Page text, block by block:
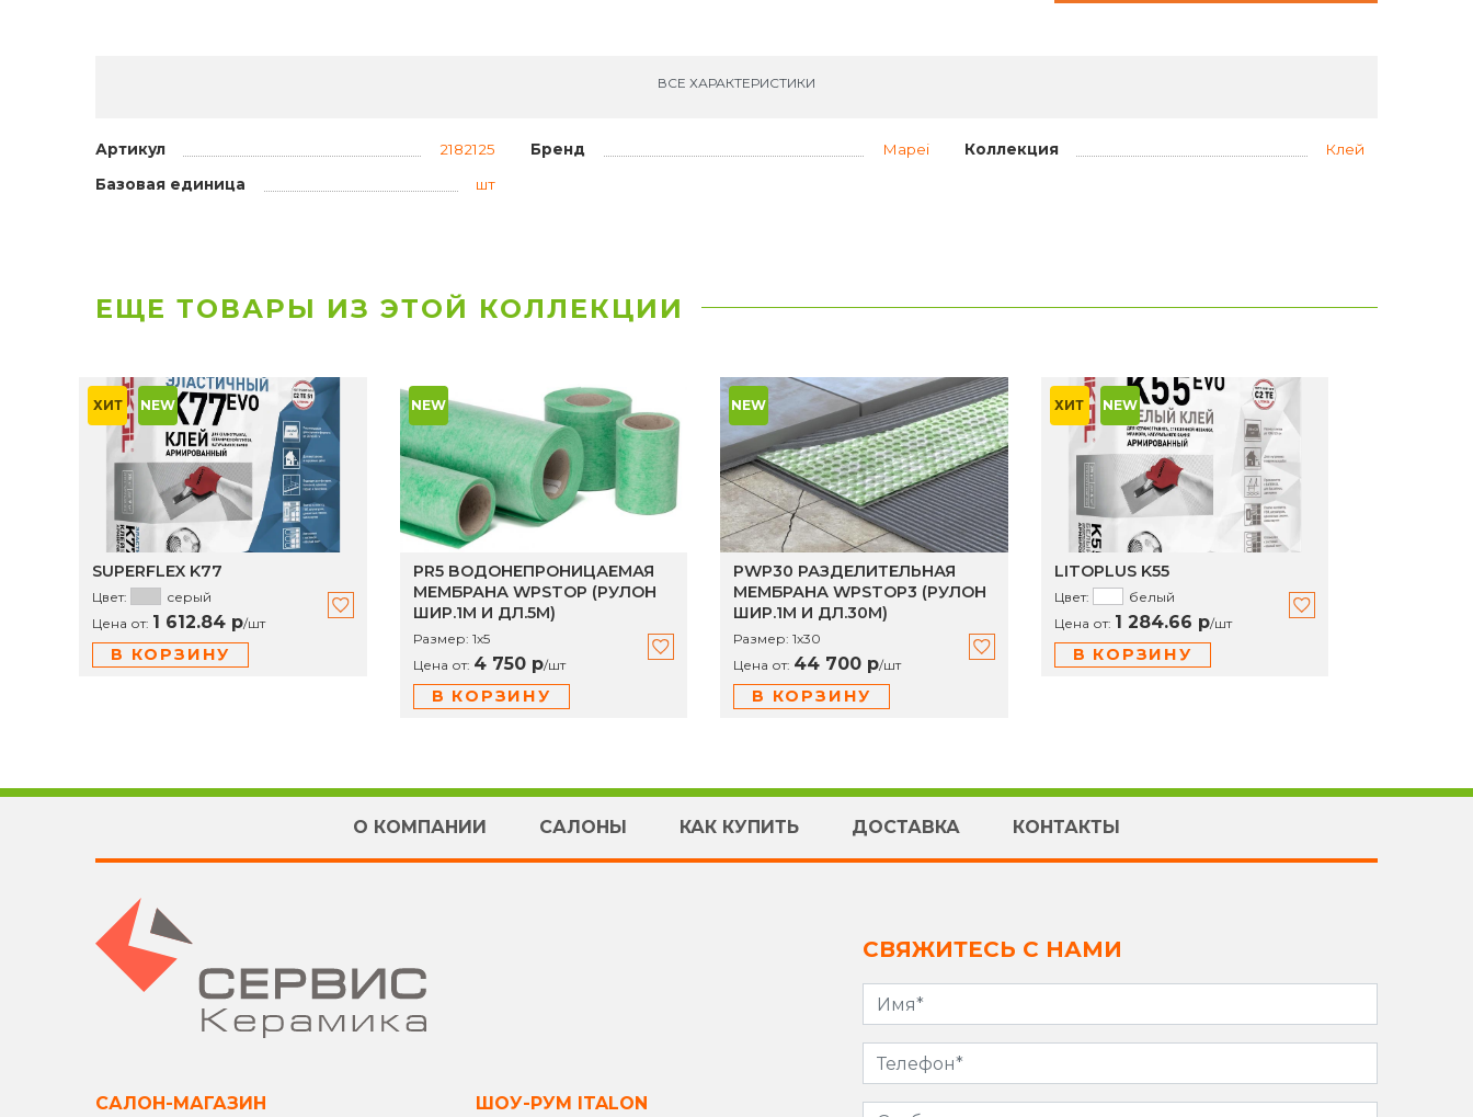
ВСЕ ХАРАКТЕРИСТИКИ
Артикул 2182125 Бренд Mapei Коллекция
Клей
Базовая единица
шт
ЕЩЕ ТОВАРЫ ИЗ ЭТОЙ КОЛЛЕКЦИИ
ХИТ NEW
SUPERFLEX K77
Цвет:
серый
Цена от: 1 612.84 р/шт
В КОРЗИНУ
NEW
PR5 ВОДОНЕПРОНИЦАЕМАЯ
МЕМБРАНА WPSTOP (РУЛОН
ШИР.1М И ДЛ.5М)
Размер: 1х5
Цена от: 4 750 р/шт
В КОРЗИНУ
NEW
PWP30 РАЗДЕЛИТЕЛЬНАЯ
МЕМБРАНА WPSTOP3 (РУЛОН
ШИР.1М И ДЛ.30М)
Размер: 1х30
Цена от: 44 700 р/шт
В КОРЗИНУ
ХИТ NEW
LITOPLUS K55
Цвет:
белый
Цена от: 1 284.66 р/шт
В КОРЗИНУ
О КОМПАНИИ САЛОНЫ КАК КУПИТЬ ДОСТАВКА КОНТАКТЫ
САЛОН-МАГАЗИН ШОУ-РУМ ITALON
СВЯЖИТЕСЬ С НАМИ